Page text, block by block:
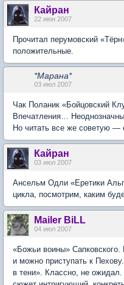
Кайран
22 июн 2007
Прочитал перумовский
положительные.
*Марана*
03 июл 2007
Чак Поланик «Бойцовский
Впечатления…
Но читать все же советую
Кайран
03 июл 2007
Ансельм Одли «Еретики
цикла, посмотрим, каким
Mailer BiLL
04 июл 2007
«Божьи воины»
и можно приступать к
в тени». Классно, не